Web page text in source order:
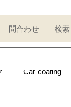
問合わせ 検索
Car coating